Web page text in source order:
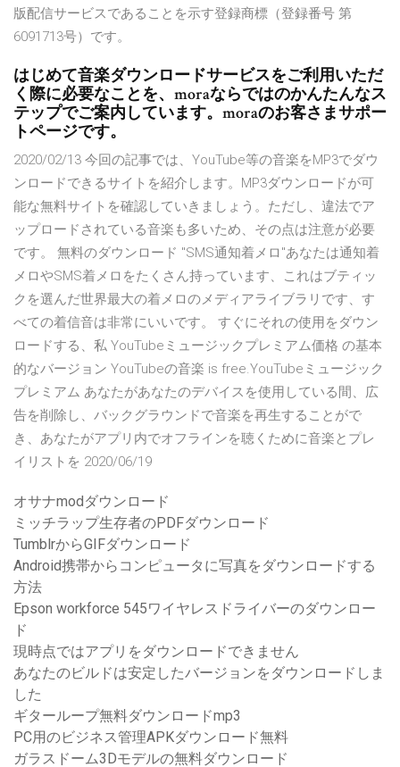
版配信サービスであることを示す登録商標（登録番号 第
6091713号）です。
はじめて音楽ダウンロードサービスをご利用いただ
く際に必要なことを、moraならではのかんたんなス
テップでご案内しています。moraのお客さまサポー
トページです。
2020/02/13 今回の記事では、YouTube等の音楽をMP3でダウ
ンロードできるサイトを紹介します。MP3ダウンロードが可
能な無料サイトを確認していきましょう。ただし、違法でア
ップロードされている音楽も多いため、その点は注意が必要
です。 無料のダウンロード "SMS通知着メロ"あなたは通知着
メロやSMS着メロをたくさん持っています、これはブティッ
クを選んだ世界最大の着メロのメディアライブラリです、す
べての着信音は非常にいいです。 すぐにそれの使用をダウン
ロードする、私 YouTubeミュージックプレミアム価格 の基本
的なバージョン YouTubeの音楽 is free.YouTubeミュージック
プレミアム あなたがあなたのデバイスを使用している間、広
告を削除し、バックグラウンドで音楽を再生することがで
き、あなたがアプリ内でオフラインを聴くために音楽とプレ
イリストを 2020/06/19
オサナmodダウンロード
ミッチラップ生存者のPDFダウンロード
TumblrからGIFダウンロード
Android携帯からコンピュータに写真をダウンロードする
方法
Epson workforce 545ワイヤレスドライバーのダウンロー
ド
現時点ではアプリをダウンロードできません
あなたのビルドは安定したバージョンをダウンロードしま
した
ギターループ無料ダウンロードmp3
PC用のビジネス管理APKダウンロード無料
ガラスドーム3Dモデルの無料ダウンロード